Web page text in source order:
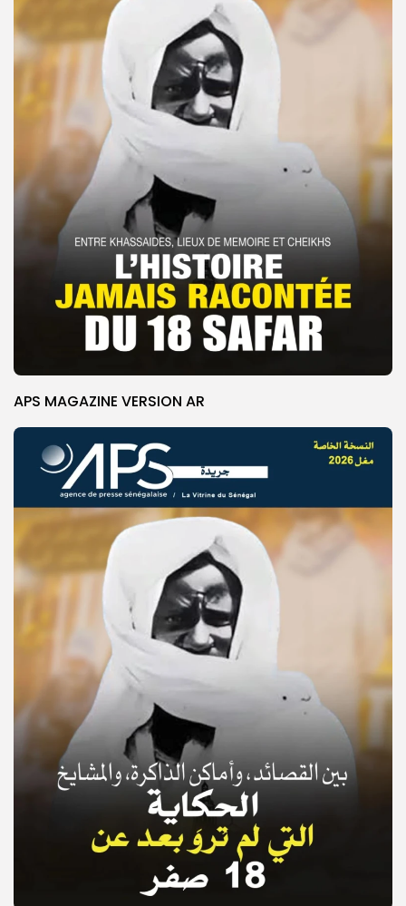
© Copyright 2025, APS
APS MAGAZINE VERSION AR